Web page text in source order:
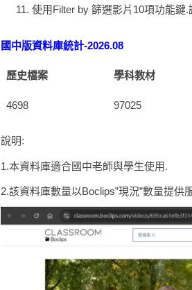
使用Filter by 篩選影片10項功能鍵
國中版資料庫統計-2026.08
歷史檔案 學科教材
4698 97025
說明:
1.本資料庫適合國中老師與學生使用.
2.該資料庫數量以Boclips”現況”數量提